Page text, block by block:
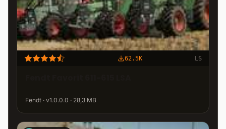
62.5K LS
Fendt · v1.0.0.0 · 28,3 MB